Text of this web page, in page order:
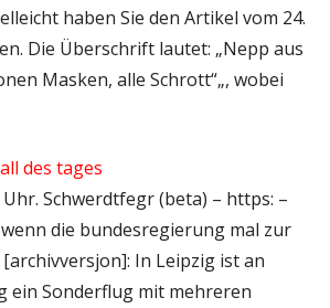
haben Sie den Artikel vom 24.
Die Überschrift lautet: „Nepp aus
Masken, alle Schrott“„, wobei
des tages
Uhr. Schwerdtfegr (beta) – https: –
die bundesregierung mal zur
In Leipzig ist an
ein Sonderflug mit mehreren